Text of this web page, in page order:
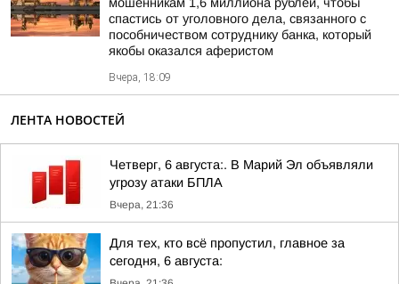
спастись от уголовного дела, связанного с
пособничеством сотруднику банка, который
якобы оказался аферистом
Вчера, 18:09
ЛЕНТА НОВОСТЕЙ
Четверг, 6 августа:. В Марий Эл объявляли
угрозу атаки БПЛА
Вчера, 21:36
Для тех, кто всё пропустил, главное за
сегодня, 6 августа: